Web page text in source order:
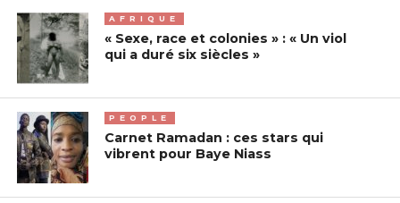
AFRIQUE
« Sexe, race et colonies » : « Un viol
qui a duré six siècles »
PEOPLE
Carnet Ramadan : ces stars qui
vibrent pour Baye Niass